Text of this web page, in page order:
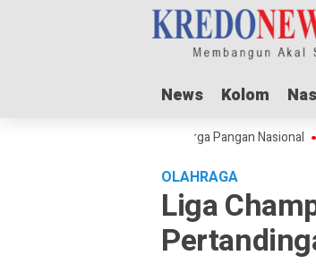
News Kolom
News Kolom
Dorong Lonjakan Harga Pangan Nasional
OLAHRAGA
Liga